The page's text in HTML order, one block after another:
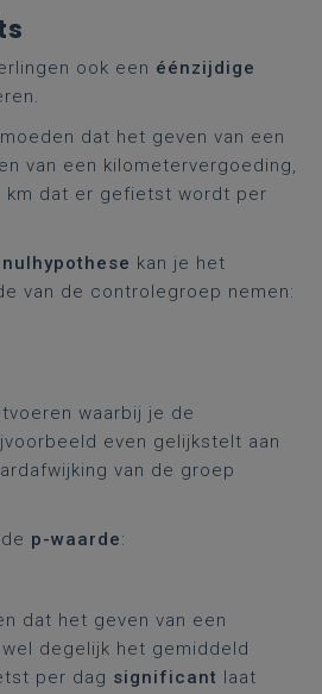
ook een éénzijdige
dat het geven van een
van een kilometervergoeding,
km dat er gefietst wordt per
nulhypothese kan je het
van de controlegroep nemen:
waarbij je de
even gelijkstelt aan
van de groep
p-waarde:
dat het geven van een
degelijk het gemiddeld
per dag significant laat